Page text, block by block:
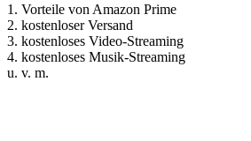
1. Vorteile von Amazon Prime
2. kostenloser Versand
3. kostenloses Video-Streaming
4. kostenloses Musik-Streaming
u. v. m.